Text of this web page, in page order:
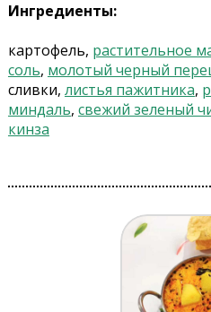
Ингредиенты:
картофель, растительное
соль, молотый черный
сливки, листья пажитника,
миндаль, свежий зеленый
кинза